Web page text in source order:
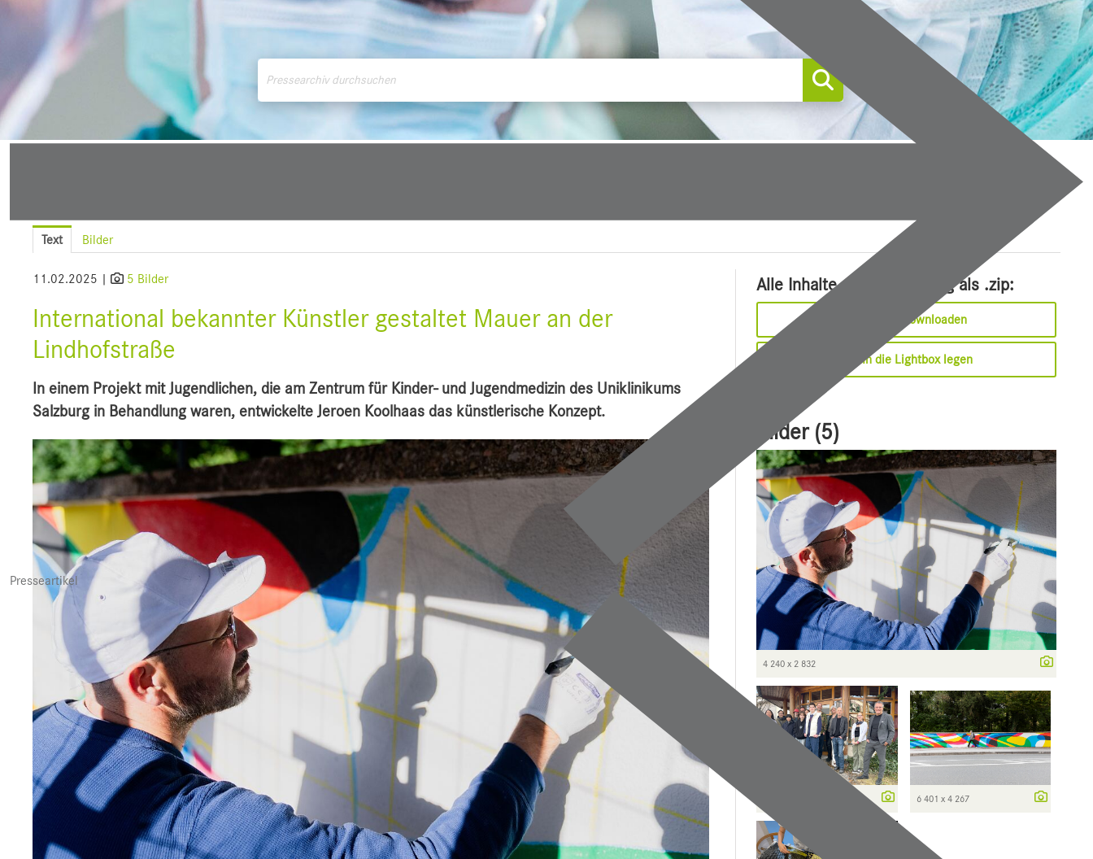
Presseartikel
Text Bilder
11.02.2025 | 5 Bilder
International bekannter Künstler gestaltet Mauer an der
Lindhofstraße
In einem Projekt mit Jugendlichen, die am Zentrum für Kinder- und Jugendmedizin des Uniklinikums
Salzburg in Behandlung waren, entwickelte Jeroen Koolhaas das künstlerische Konzept.
Alle Inhalte dieser Meldung als .zip:
Sofort downloaden
In die Lightbox legen
Bilder (5)
4 240 x 2 832
6 401 x 4 267